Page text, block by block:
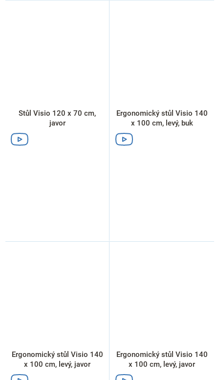
Stůl Visio 120 x 70 cm,
javor
Ergonomický stůl Visio 140
x 100 cm, levý, buk
Ergonomický stůl Visio 140
x 100 cm, levý, javor
Ergonomický stůl Visio 140
x 100 cm, levý, javor